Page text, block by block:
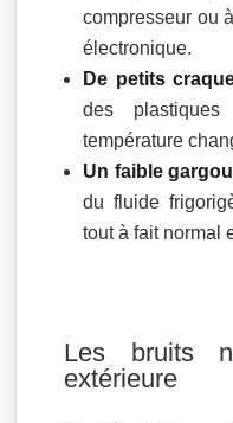
compresseur ou
électronique.
De petits
des
température
Un faible
du fluide
tout à fait normal
Les bruits
extérieure